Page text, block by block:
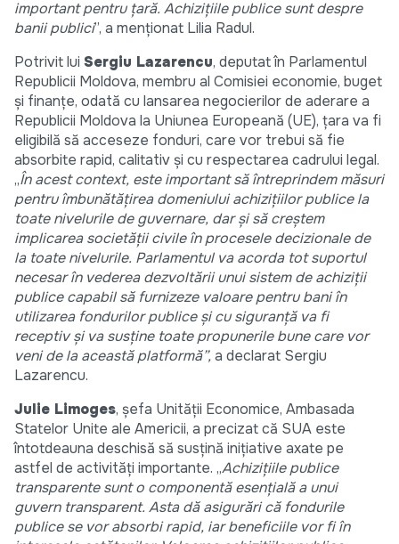
important pentru țară. Achizițiile publice sunt despre
banii publici”, a menționat Lilia Radul.
Potrivit lui Sergiu Lazarencu, deputat în Parlamentul
Republicii Moldova, membru al Comisiei economie, buget
și finanțe, odată cu lansarea negocierilor de aderare a
Republicii Moldova la Uniunea Europeană (UE), țara va fi
eligibilă să acceseze fonduri, care vor trebui să fie
absorbite rapid, calitativ și cu respectarea cadrului legal.
„În acest context, este important să întreprindem măsuri
pentru îmbunătățirea domeniului achizițiilor publice la
toate nivelurile de guvernare, dar și să creștem
implicarea societății civile în procesele decizionale de
la toate nivelurile. Parlamentul va acorda tot suportul
necesar în vederea dezvoltării unui sistem de achiziții
publice capabil să furnizeze valoare pentru bani în
utilizarea fondurilor publice și cu siguranță va fi
receptiv și va susține toate propunerile bune care vor
veni de la această platformă”,a declarat Sergiu
Lazarencu.
Julie Limoges, șefa Unității Economice, Ambasada
Statelor Unite ale Americii, a precizat că SUA este
întotdeauna deschisă să susțină inițiative axate pe
astfel de activități importante. „Achizițiile publice
transparente sunt o componentă esențială a unui
guvern transparent. Asta dă asigurări că fondurile
publice se vor absorbi rapid, iar beneficiile vor fi în